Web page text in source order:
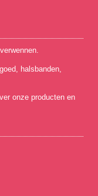
halsbanden,
onze producten en